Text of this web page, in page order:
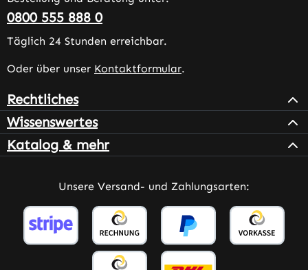
0800 555 888 0
Täglich 24 Stunden erreichbar.
Oder über unser Kontaktformular.
Rechtliches
Wissenswertes
Katalog & mehr
Unsere Versand- und Zahlungsarten: